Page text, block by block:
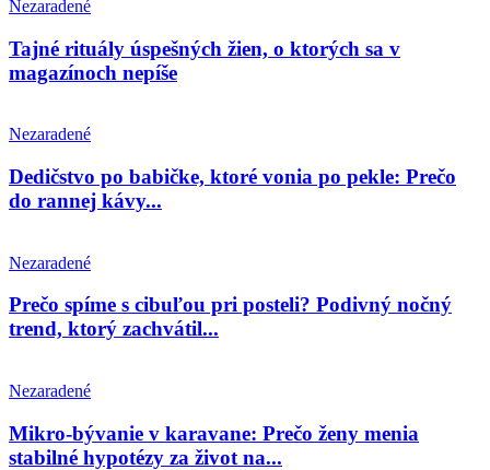
Nezaradené
Tajné rituály úspešných žien, o ktorých sa v
magazínoch nepíše
Nezaradené
Dedičstvo po babičke, ktoré vonia po pekle: Prečo
do rannej kávy...
Nezaradené
Prečo spíme s cibuľou pri posteli? Podivný nočný
trend, ktorý zachvátil...
Nezaradené
Mikro-bývanie v karavane: Prečo ženy menia
stabilné hypotézy za život na...